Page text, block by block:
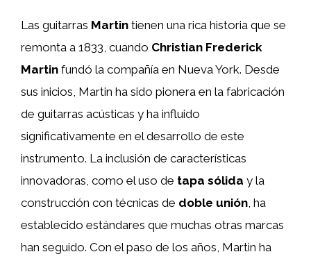
Las guitarras Martin tienen una rica historia que se
remonta a 1833, cuando Christian Frederick
Martin fundó la compañía en Nueva York. Desde
sus inicios, Martin ha sido pionera en la fabricación
de guitarras acústicas y ha influido
significativamente en el desarrollo de este
instrumento. La inclusión de características
innovadoras, como el uso de tapa sólida y la
construcción con técnicas de doble unión , ha
establecido estándares que muchas otras marcas
han seguido. Con el paso de los años, Martin ha